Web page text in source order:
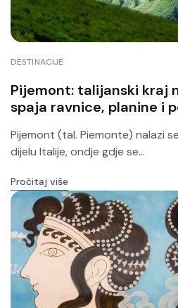
DESTINACIJE
Pijemont: talijanski kraj
spaja ravnice, planine i
Pijemont (tal. Piemonte) nalazi
dijelu Italije, ondje gdje se...
Pročitaj više